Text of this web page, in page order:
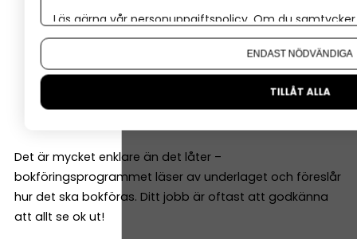
Vad som hänt
Belopp
Datum
Konto (programmen hjälper dig välja rätt)
Det är mycket enklare än det låter –
bokföringsprogrammet läser av underlaget och föreslår
hur det ska bokföras. Ditt jobb är oftast att godkänna
att allt se ok ut!
Läs gärna vår personuppgiftspolicy. Om du
Om du vill ändra ditt val i efterhand hittar du den
ENDAST NÖDVÄNDIGA
TILLÅT ALLA